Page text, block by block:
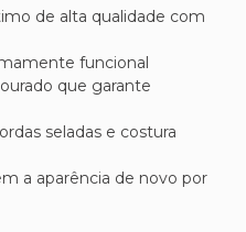
de alta qualidade com
funcional
que garante
seladas e costura
a aparência de novo por